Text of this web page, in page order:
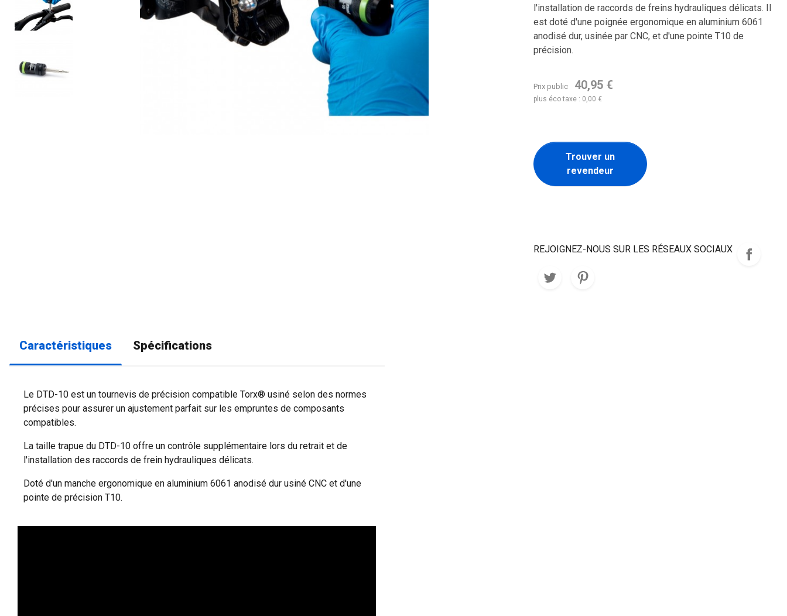
l'installation de raccords de freins hydrauliques délicats. Il
est doté d'une poignée ergonomique en aluminium 6061
anodisé dur, usinée par CNC, et d'une pointe T10 de
précision.
Prix public 40,95 €
plus éco taxe : 0,00 €
Trouver un
revendeur
REJOIGNEZ-NOUS SUR LES RÉSEAUX SOCIAUX
Caractéristiques Spécifications
Le DTD-10 est un tournevis de précision compatible Torx® usiné selon des normes
précises pour assurer un ajustement parfait sur les empruntes de composants
compatibles.
La taille trapue du DTD-10 offre un contrôle supplémentaire lors du retrait et de
l'installation des raccords de frein hydrauliques délicats.
Doté d'un manche ergonomique en aluminium 6061 anodisé dur usiné CNC et d'une
pointe de précision T10.